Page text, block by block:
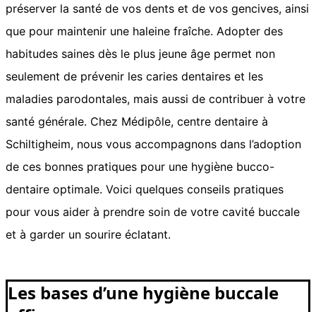
préserver la santé de vos dents et de vos gencives, ainsi
que pour maintenir une haleine fraîche. Adopter des
habitudes saines dès le plus jeune âge permet non
seulement de prévenir les caries dentaires et les
maladies parodontales, mais aussi de contribuer à votre
santé générale. Chez Médipôle, centre dentaire à
Schiltigheim, nous vous accompagnons dans l’adoption
de ces bonnes pratiques pour une hygiène bucco-
dentaire optimale. Voici quelques conseils pratiques
pour vous aider à prendre soin de votre cavité buccale
et à garder un sourire éclatant.
Les bases d’une hygiène buccale